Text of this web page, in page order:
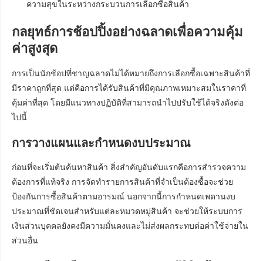
ความสุขในระหว่างกระบวนการเลือกซื้อสินค้า
กลยุทธ์การช้อปปิ้งอย่างฉลาดเพื่อความคุ้ม
ค่าสูงสุด
การเป็นนักช้อปที่ชาญฉลาดไม่ได้หมายถึงการเลือกซื้อเฉพาะสินค้าที่
มีราคาถูกที่สุด แต่คือการได้รับสินค้าที่มีคุณภาพเหมาะสมในราคาที่
คุ้มค่าที่สุด โดยมีแนวทางปฏิบัติที่สามารถนำไปปรับใช้ได้จริงดังต่อ
ไปนี้
การวางแผนและกำหนดงบประมาณ
ก่อนที่จะเริ่มต้นค้นหาสินค้า สิ่งสำคัญอันดับแรกคือการสำรวจความ
ต้องการที่แท้จริง การจัดทำรายการสินค้าที่จำเป็นต้องซื้อจะช่วย
ป้องกันการซื้อสินค้าตามอารมณ์ นอกจากนี้การกำหนดเพดานงบ
ประมาณที่ชัดเจนสำหรับแต่ละหมวดหมู่สินค้า จะช่วยให้ระบบการ
เงินส่วนบุคคลยังคงมีความมั่นคงและไม่ส่งผลกระทบต่อค่าใช้จ่ายใน
ส่วนอื่น